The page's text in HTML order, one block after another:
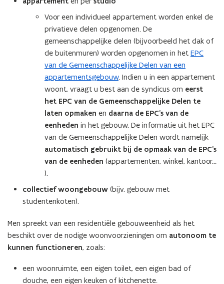
Voor een individueel appartement worden enkel de
privatieve delen opgenomen. De
gemeenschappelijke delen (bijvoorbeeld het dak of
de buitenmuren) worden opgenomen in het EPC
van de Gemeenschappelijke Delen van een
appartementsgebouw. Indien u in een appartement
woont, vraagt u best aan de syndicus om eerst
het EPC van de Gemeenschappelijke Delen te
laten opmaken en daarna de EPC’s van de
eenheden in het gebouw. De informatie uit het EPC
van de Gemeenschappelijke Delen wordt namelijk
automatisch gebruikt bij de opmaak van de EPC’s
van de eenheden (appartementen, winkel, kantoor…
).
collectief woongebouw (bijv. gebouw met
studentenkoten).
Men spreekt van een residentiële gebouweenheid als het
beschikt over de nodige woonvoorzieningen om autonoom te
kunnen functioneren, zoals:
een woonruimte, een eigen toilet, een eigen bad of
douche, een eigen keuken of kitchenette.